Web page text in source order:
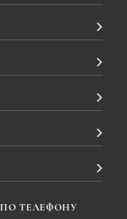
ПО ТЕЛЕФОНУ